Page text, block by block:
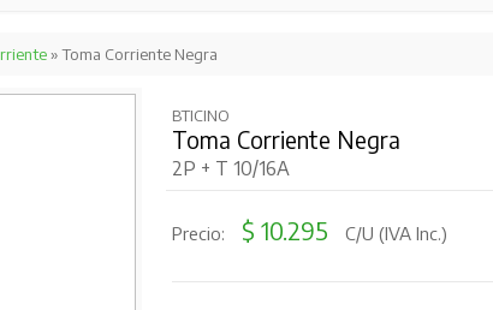
» Toma Corriente Negra
BTICINO
Toma Corriente Negra
2P + T 10/16A
Precio: $ 10.295 C/U (IVA Inc.)